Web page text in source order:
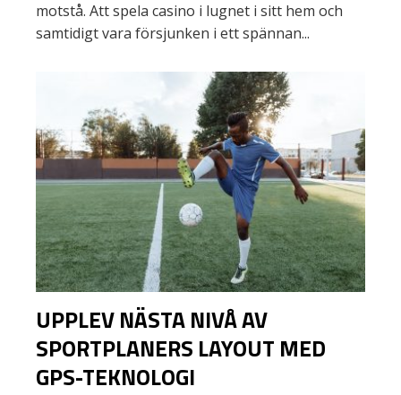
motstå. Att spela casino i lugnet i sitt hem och
samtidigt vara försjunken i ett spännan...
UPPLEV NÄSTA NIVÅ AV
SPORTPLANERS LAYOUT MED
GPS-TEKNOLOGI